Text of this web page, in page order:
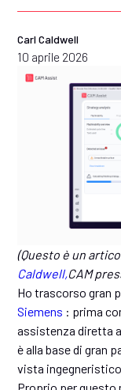
Carl Caldwell
10 aprile 2026
(Questo è un
Caldwell,CAM
Ho trascorso gran
Siemens : prima
assistenza diretta
è alla base di gran
vista